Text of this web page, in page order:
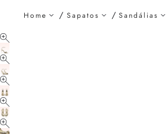
Home Sapatos Sandálias